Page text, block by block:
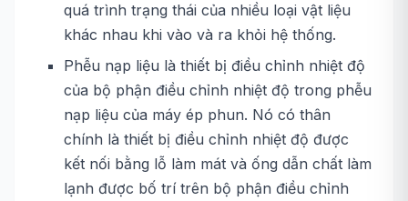
quá trình trạng thái của nhiều loại vật liệu
khác nhau khi vào và ra khỏi hệ thống.
Phễu nạp liệu là thiết bị điều chỉnh nhiệt độ
của bộ phận điều chỉnh nhiệt độ trong phễu
nạp liệu của máy ép phun. Nó có thân
chính là thiết bị điều chỉnh nhiệt độ được
kết nối bằng lỗ làm mát và ống dẫn chất làm
lạnh được bố trí trên bộ phận điều chỉnh